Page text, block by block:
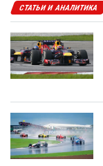
СТАТЬИ И АНАЛИТИКА